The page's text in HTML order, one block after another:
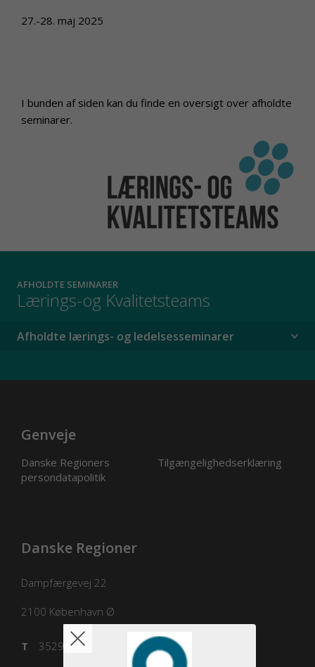
27.-28. maj 2025
I bunden af siden kan du finde en oversigt over afholdte
seminarer.
AFHOLDTE SEMINARER
Lærings-og Kvalitetsteams
Afholdte lærings- og ledelsesseminarer
Genveje
Danske Regioners
persondatapolitik
Tilgængelighedserklæring
Danske Regioner
Dampfærgevej 22
2100 København Ø
3529 8100
T